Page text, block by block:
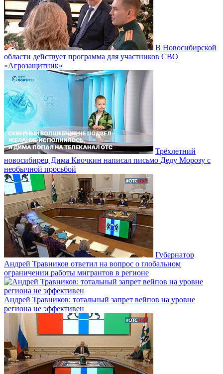
В Новосибирской
области действует программа для участников СВО
«Агрозащитник»
Трёхлетний
новосибирец Дима Квочкин написал письмо Деду Морозу с
необычной просьбой
Губернатор
Андрей Травников ответил на вопрос о глобальном
ограничении работы мигрантов в регионе
Андрей Травников: тотальный запрет вейпов на уровне
региона не эффективен